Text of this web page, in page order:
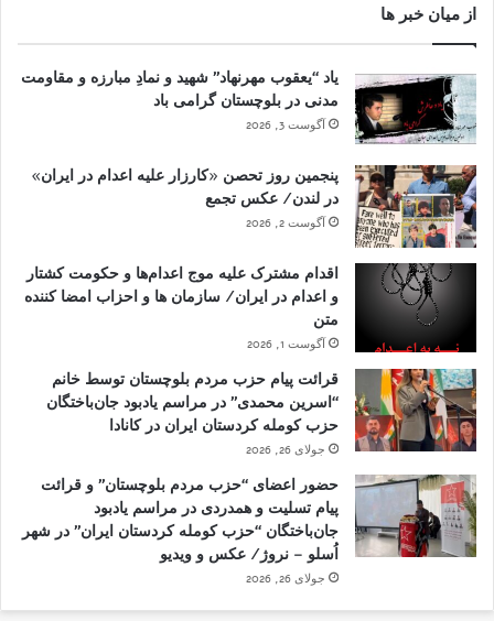
از میان خبر ها
یاد “یعقوب مهرنهاد” شهید و نمادِ مبارزه و مقاومت
مدنی در بلوچستان گرامی باد
آگوست 3, 2026
پنجمین روز تحصن «کارزار علیه اعدام در ایران»
در لندن/ عکس تجمع
آگوست 2, 2026
اقدام مشترک علیه موج اعدام‌ها و حکومت کشتار
و اعدام در ایران/ سازمان ها و احزاب امضا کننده
متن
آگوست 1, 2026
قرائت پیام حزب مردم بلوچستان توسط خانم
“اسرین محمدی” در مراسم یادبود جان‌باختگان
حزب کومله کردستان ایران در کانادا
جولای 26, 2026
حضور اعضای “حزب مردم بلوچستان” و قرائت
پیام تسلیت و همدردی در مراسم یادبود
جان‌باختگان “حزب کومله کردستان ایران” در شهر
اُسلو – نروژ/ عکس و ویدیو
جولای 26, 2026